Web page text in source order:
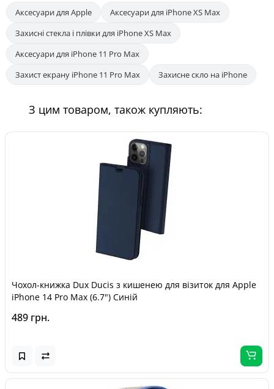
Аксесуари для Apple
Аксесуари для iPhone XS Max
Захисні стекла і плівки для iPhone XS Max
Аксесуари для iPhone 11 Pro Max
Захист екрану iPhone 11 Pro Max
Захисне скло на iPhone
З цим товаром, також купляють:
Чохол-книжка Dux Ducis з кишенею для візиток для Apple
iPhone 14 Pro Max (6.7") Синій
489 грн.